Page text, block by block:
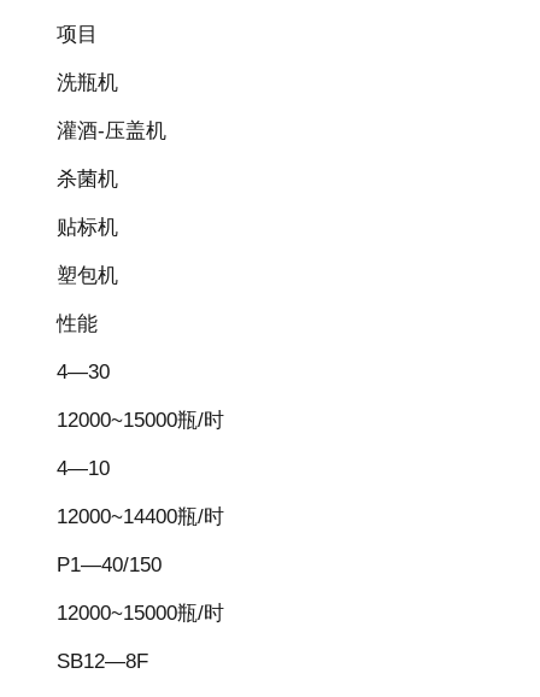
项目
洗瓶机
灌酒-压盖机
杀菌机
贴标机
塑包机
性能
4—30
12000~15000瓶/时
4—10
12000~14400瓶/时
P1—40/150
12000~15000瓶/时
SB12—8F